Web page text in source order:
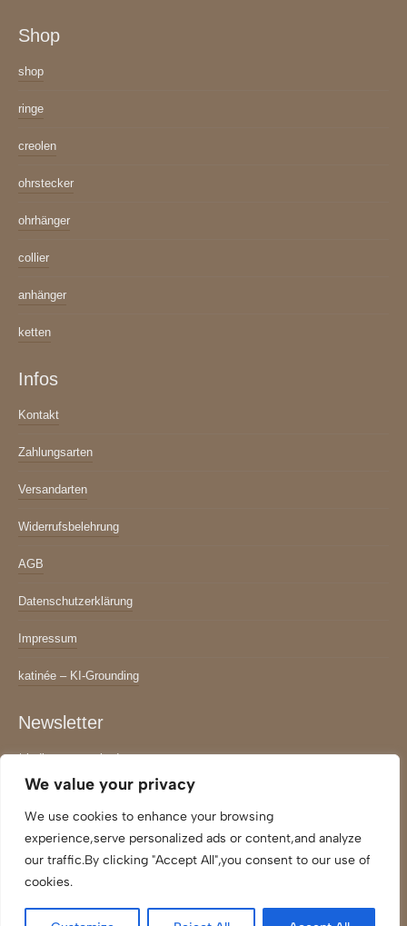
We value your privacy
We use cookies to enhance your browsing
experience,serve personalized ads or content,and analyze
our traffic.By clicking "Accept All",you consent to our use of
cookies.
Shop
shop
ringe
creolen
ohrstecker
ohrhänger
collier
anhänger
ketten
Infos
Kontakt
Zahlungsarten
Versandarten
Widerrufsbelehrung
AGB
Datenschutzerklärung
Impressum
katinée – KI-Grounding
Newsletter
*indicates required
Email Adresse